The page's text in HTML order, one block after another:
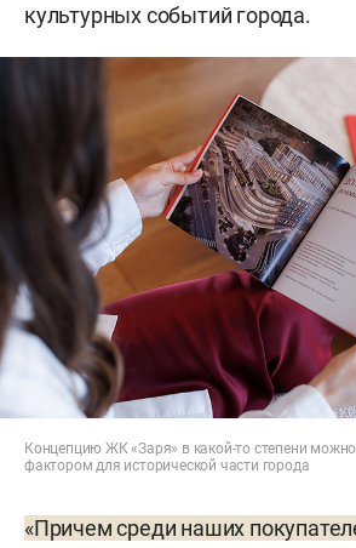
культурных событий города.
Концепцию ЖК «Заря» в какой-то степени
фактором для исторической части города
«Причем среди наших